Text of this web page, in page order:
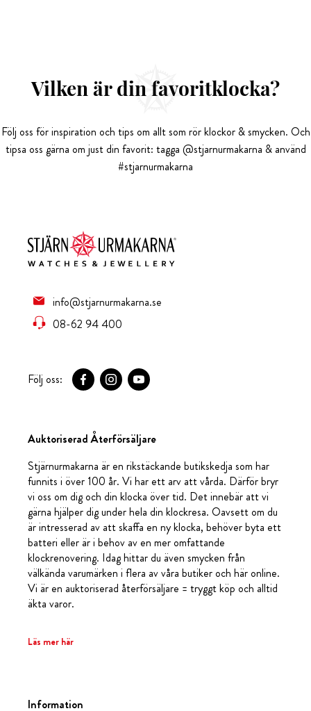
Vilken är din favoritklocka?
Följ oss för inspiration och tips om allt som rör klockor & smycken. Och
tipsa oss gärna om just din favorit: tagga @stjarnurmakarna & använd
#stjarnurmakarna
info@stjarnurmakarna.se
08-62 94 400
Följ oss:
Auktoriserad Återförsäljare
Stjärnurmakarna är en rikstäckande butikskedja som har
funnits i över 100 år. Vi har ett arv att vårda. Därför bryr
vi oss om dig och din klocka över tid. Det innebär att vi
gärna hjälper dig under hela din klockresa. Oavsett om du
är intresserad av att skaffa en ny klocka, behöver byta ett
batteri eller är i behov av en mer omfattande
klockrenovering. Idag hittar du även smycken från
välkända varumärken i flera av våra butiker och här online.
Vi är en auktoriserad återförsäljare = tryggt köp och alltid
äkta varor.
Läs mer här
Information